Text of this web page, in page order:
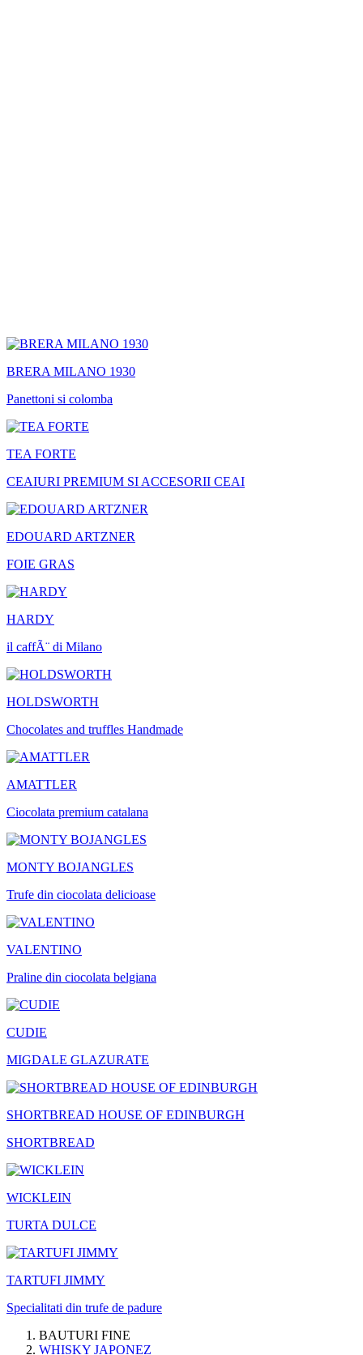
BRERA MILANO 1930
Panettoni si colomba
TEA FORTE
CEAIURI PREMIUM SI ACCESORII CEAI
EDOUARD ARTZNER
FOIE GRAS
HARDY
il caffÃ¨ di Milano
HOLDSWORTH
Chocolates and truffles Handmade
AMATTLER
Ciocolata premium catalana
MONTY BOJANGLES
Trufe din ciocolata delicioase
VALENTINO
Praline din ciocolata belgiana
CUDIE
MIGDALE GLAZURATE
SHORTBREAD HOUSE OF EDINBURGH
SHORTBREAD
WICKLEIN
TURTA DULCE
TARTUFI JIMMY
Specialitati din trufe de padure
BAUTURI FINE
WHISKY JAPONEZ